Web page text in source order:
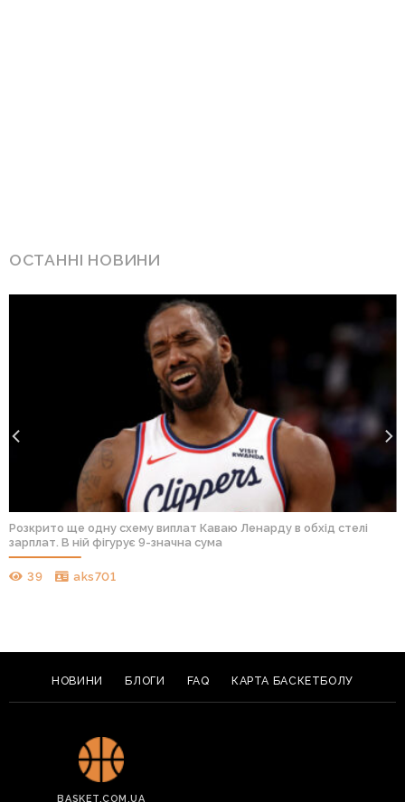
ОСТАННІ НОВИНИ
Розкрито ще одну схему виплат Каваю Ленарду в обхід стелі
зарплат. В ній фігурує 9-значна сума
39 aks701
НОВИНИ БЛОГИ FAQ КАРТА БАСКЕТБОЛУ
BASKET.COM.UA